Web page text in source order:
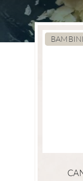
BAMBINI